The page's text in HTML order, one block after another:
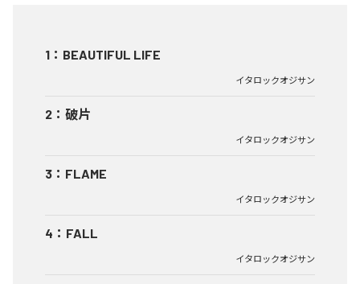
1 ： BEAUTIFUL LIFE
イタロックオジサン
2 ： 破片
イタロックオジサン
3 ： FLAME
イタロックオジサン
4 ： FALL
イタロックオジサン